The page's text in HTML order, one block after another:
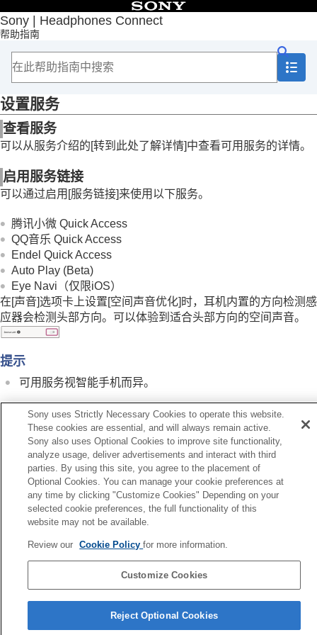
Sony | Headphones Connect
帮助指南
目录
首页
入门
如何使用
关于“Sony | Headphones Connect”仪表盘
[状态]选项卡中显示的功能
[声音]选项卡中显示的功能
[系统]选项卡中显示的功能
[服务]选项卡中显示的功能
查看您是如何使用耳机（
在您的智能手机上安置一个小工具
故障排除
辅助功能
设置服务
查看服务
可以从服务介绍的[转到此处了解详情]中查看可用服务的详情。
启用服务链接
可以通过启用[服务链接]来使用以下服务。
腾讯小微 Quick Access
QQ音乐 Quick Access
Endel Quick Access
Auto Play (Beta)
Eye Navi （仅限iOS）
在[声音]选项卡上设置[空间声音优化]时，耳机内置的方向检测感
应器会检测头部方向。可以体验到适合头部方向的空间声音。
提示
可用服务视智能手机而异。
此服务在某些国家和地区无法使用。
化设置
下一页
语言选择页面
4-730-255-46(1)
Sony uses Strictly Necessary Cookies to operate this website.
These cookies are essential, and will always remain active.
Sony also uses Optional Cookies to improve site functionality,
analyze usage, deliver advertisements and interact with third
parties. By using this site, you agree to the placement of
Optional Cookies. You can manage your cookie preferences at
any time by clicking "Customize Cookies" Depending on your
selected cookie preferences, the full functionality of this
website may not be available.
Review our Cookie Policyfor more information.
Customize Cookies
Reject Optional Cookies